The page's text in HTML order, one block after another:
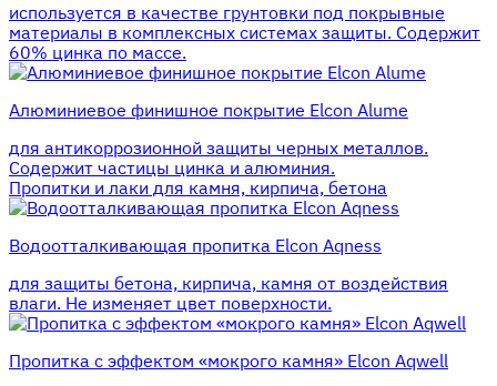
используется в качестве грунтовки под покрывные
материалы в комплексных системах защиты. Cодержит
60% цинка по массе.
Алюминиевое финишное покрытие Elcon Alume
для антикоррозионной защиты черных металлов.
Содержит частицы цинка и алюминия.
Пропитки и лаки для камня, кирпича, бетона
Водоотталкивающая пропитка Elcon Aqness
для защиты бетона, кирпича, камня от воздействия
влаги. Не изменяет цвет поверхности.
Пропитка с эффектом «мокрого камня» Elcon Aqwell